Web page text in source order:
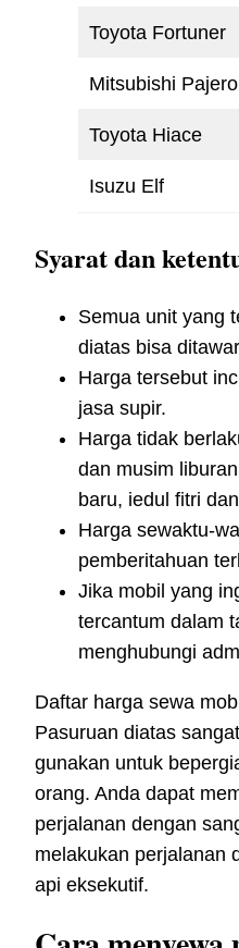
Toyota Fortuner
Mitsubishi Pajero
Toyota Hiace
Isuzu Elf
Syarat dan
Semua unit yang
diatas bisa
Harga tersebut
jasa supir.
Harga tidak
dan musim
baru, iedul fitri
Harga sewaktu-
pemberitahuan
Jika mobil yang
tercantum dalam
menghubungi
Daftar harga sewa
Pasuruan diatas
gunakan untuk
orang. Anda dapat
perjalanan dengan
melakukan perjalanan
api eksekutif.